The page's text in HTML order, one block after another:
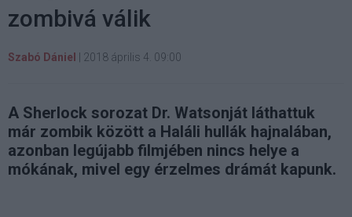
zombivá válik
Szabó Dániel 2018 április 4. 09:00
A Sherlock sorozat Dr. Watsonját láthattuk
már zombik között a Haláli hullák hajnalában,
azonban legújabb filmjében nincs helye a
mókának, mivel egy érzelmes drámát kapunk.